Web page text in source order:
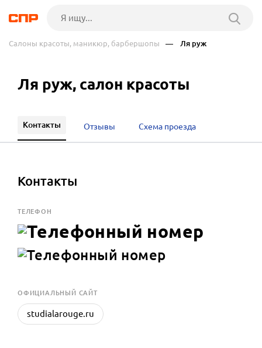
Салоны красоты, маникюр, барбершопы — Ля руж
Ля руж, салон красоты
Контакты Отзывы Схема проезда
Контакты
ТЕЛЕФОН
OФИЦИАЛЬНЫЙ САЙТ
studialarouge.ru